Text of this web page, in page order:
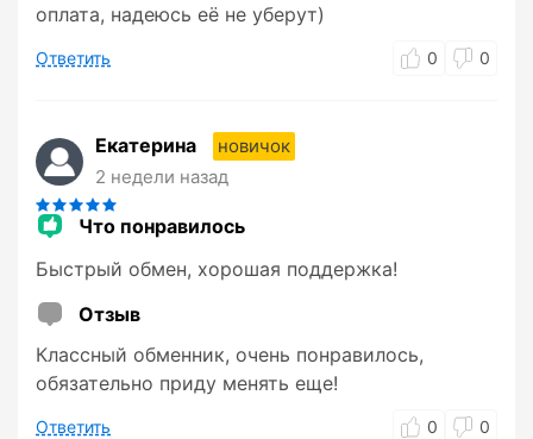
оплата, надеюсь её не уберут)
Ответить 0 0
Екатерина
новичок
2 недели назад
Что понравилось
Быстрый обмен, хорошая поддержка!
Отзыв
Классный обменник, очень понравилось,
обязательно приду менять еще!
Ответить 0 0